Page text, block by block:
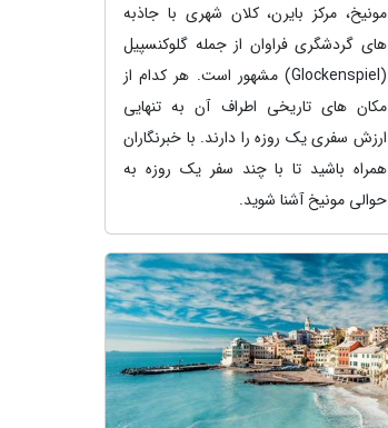
مونیخ، مرکز بایرن، کلان شهری با جاذبه
های گردشگری فراوان از جمله گلوکنسپیل
(Glockenspiel) مشهور است. هر کدام از
مکان های تاریخی اطراف آن به تنهایی
ارزش سفری یک روزه را دارند. با خبرنگاران
همراه باشید تا با چند سفر یک روزه به
حوالی مونیخ آشنا شوید.